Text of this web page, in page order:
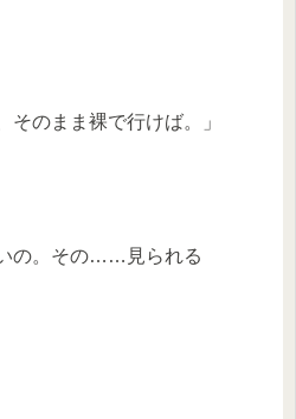
そのまま裸で行けば。」
の。その……見られる